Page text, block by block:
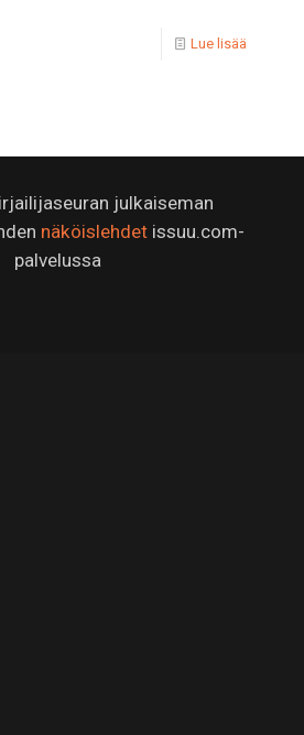
Lue lisää
julkaiseman
näköislehdetissuu.com-
palvelussa